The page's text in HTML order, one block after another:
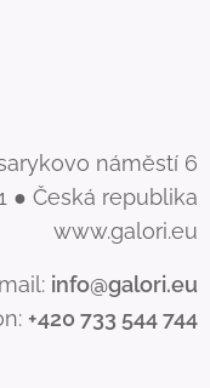
náměstí 6
● Česká republika
www.galori.eu
info@galori.eu
+420 733 544 744